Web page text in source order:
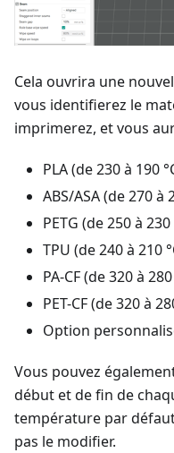
Cela ouvrira une
vous identifierez le
imprimerez, et vous
PLA (de 230 à 190
ABS/ASA (de 270 à
PETG (de 250 à 230
TPU (de 240 à 210
PA-CF (de 320 à 280
PET-CF (de 320 à
Option
Vous pouvez
début et de fin de
température par
pas le modifier.